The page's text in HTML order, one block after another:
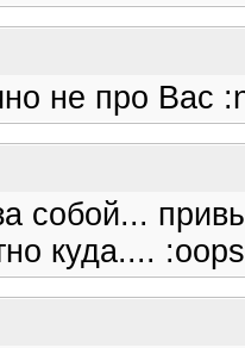
не про Вас
собой...
куда....